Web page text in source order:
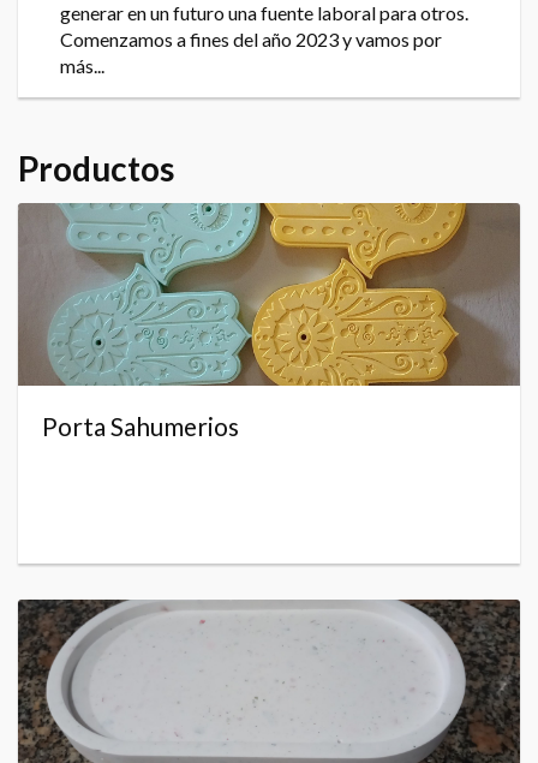
generar en un futuro una fuente laboral para otros.
Comenzamos a fines del año 2023 y vamos por
más...
Productos
Porta Sahumerios